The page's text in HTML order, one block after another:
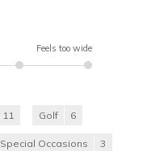
Feels too wide
11 Golf 6
Special Occasions 3